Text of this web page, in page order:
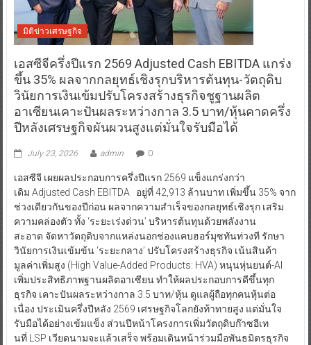
มิติข่าวเศรษฐกิจ
เอสซีจีครึ่งปีแรก 2569 Adjusted Cash EBITDA แกร่ง
ขึ้น 35% ผลจากกลยุทธ์เชิงรุกบริหารต้นทุน-วัตถุดิบ
วินัยการเงินเข้มปรับโครงสร้างธุรกิจชูฐานผลิต
อาเซียนเคาะปันผลระหว่างกาล 3.5 บาท/หุ้นคาดครึ่ง
ปีหลังเศรษฐกิจผันผวนสูงแต่มั่นใจรับมือได้
July 23, 2026 admin 0
เอสซีจี เผยผลประกอบการครึ่งปีแรก 2569 แข็งแกร่งกว่า
เดิม Adjusted Cash EBITDA อยู่ที่ 42,913 ล้านบาท เพิ่มขึ้น 35% จาก
ช่วงเดียวกันของปีก่อน ผลจากความสำเร็จของกลยุทธ์เชิงรุก เสริม
ความคล่องตัว ทั้ง ‘ระยะเร่งด่วน’ บริหารต้นทุนด้วยพลังงาน
สะอาด จัดหาวัตถุดิบจากแหล่งนอกช่องแคบฮอร์มุซทันท่วงที รักษา
วินัยการเงินเข้มข้น ‘ระยะกลาง’ ปรับโครงสร้างธุรกิจ เน้นสินค้า
มูลค่าเพิ่มสูง (High Value-Added Products: HVA) หนุนหุ่นยนต์-AI
เพิ่มประสิทธิภาพฐานผลิตอาเซียน ทำให้ผลประกอบการดีขึ้นทุก
ธุรกิจ เคาะปันผลระหว่างกาล 3.5 บาท/หุ้น ดูแลผู้ถือทุกคนหุ้นต่อ
เนื่อง ประเมินครึ่งปีหลัง 2569 เศรษฐกิจโลกยังท้าทายสูง แต่มั่นใจ
รับมือได้อย่างเข้มแข็ง ส่วนปีหน้าโครงการเพิ่มวัตถุดิบก๊าซอีเท
นที่ LSP เวียดนามจะแล้วเสร็จ พร้อมเดินหน้าร่วมมือพันธมิตรธุรกิจ